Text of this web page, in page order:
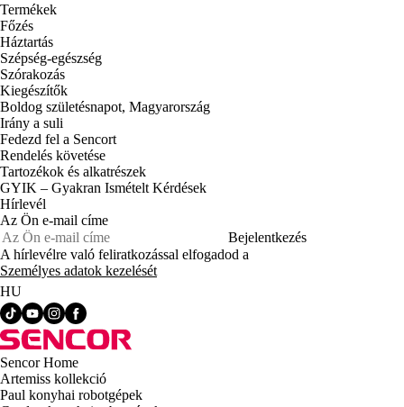
Termékek
Főzés
Háztartás
Szépség-egészség
Szórakozás
Kiegészítők
Boldog születésnapot, Magyarország
Irány a suli
Fedezd fel a Sencort
Rendelés követése
Tartozékok és alkatrészek
GYIK – Gyakran Ismételt Kérdések
Hírlevél
Az Ön e-mail címe
Bejelentkezés
A hírlevélre való feliratkozással elfogadod a
Személyes adatok kezelését
HU
Sencor Home
Artemiss kollekció
Paul konyhai robotgépek